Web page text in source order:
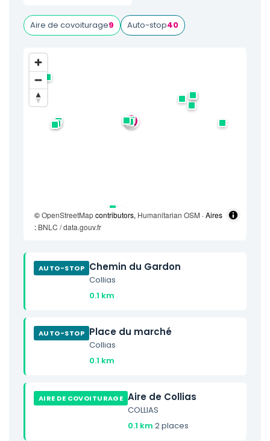
Aire de covoiturage9 Auto-stop40
©OpenStreetMapcontributors, Humanitarian OSM · Aires
: BNLC / data.gouv.fr
AUTO-STOP Chemin du Gardon
Collias
0.1 km
AUTO-STOP Place du marché
Collias
0.1 km
AIRE DE COVOITURAGE Aire de Collias
COLLIAS
0.1 km·2 places